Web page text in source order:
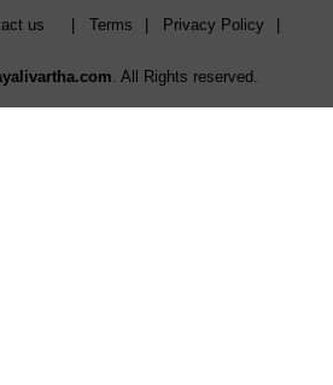
us Terms Privacy Policy
. All Rights reserved.